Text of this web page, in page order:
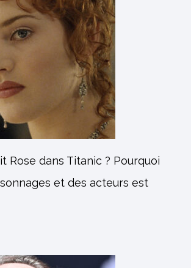
Rose dans Titanic ? Pourquoi
et des acteurs est